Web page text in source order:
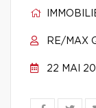
RE/MAX
22 MAI